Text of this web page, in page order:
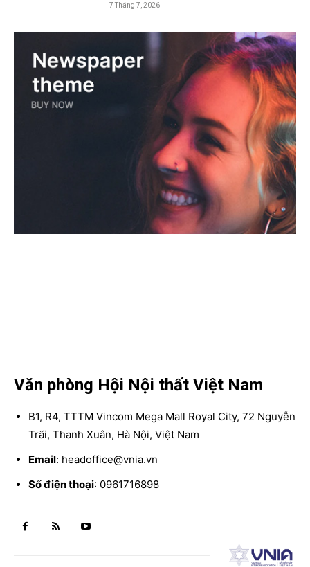
7 Tháng 7, 2026
Văn phòng Hội Nội thất Việt Nam
B1, R4, TTTM Vincom Mega Mall Royal City, 72 Nguyễn
Trãi, Thanh Xuân, Hà Nội, Việt Nam
Email: headoffice@vnia.vn
Số điện thoại: 0961716898